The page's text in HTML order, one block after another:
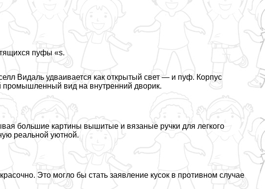
пуфы «s.
Видаль удваивается как открытый свет — и пуф. Корпус
промышленный вид на внутренний дворик.
большие картины вышитые и вязаные ручки для легкого
реальной уютной.
Это могло бы стать заявление кусок в противном случае